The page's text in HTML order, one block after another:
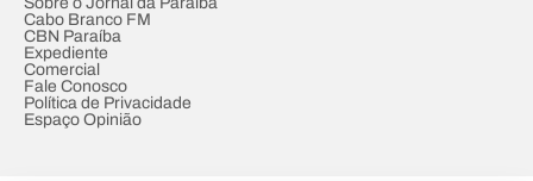
Cabo Branco FM
CBN Paraíba
Expediente
Comercial
Fale Conosco
Política de Privacidade
Espaço Opinião